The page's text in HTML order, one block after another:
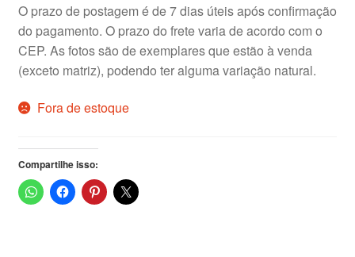
Perguntas frequentes
Placas de Identificação
Raras
O prazo de postagem é de 7 dias úteis após confirmação
do pagamento. O prazo do frete varia de acordo com o
CEP. As fotos são de exemplares que estão à venda
(exceto matriz), podendo ter alguma variação natural.
Fora de estoque
Compartilhe isso: